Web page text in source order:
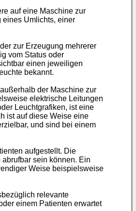
auf eine Maschine zur
eines Umlichts, einer
zur Erzeugung mehrerer
vom Status oder
einen jeweiligen
bekannt.
der Maschine zur
elektrische Leitungen
Leuchtgrafiken, ist eine
ist auf diese Weise eine
und sind bei einem
aufgestellt. Die
sein können. Ein
Weise beispielsweise
relevante
einem Patienten erwartet